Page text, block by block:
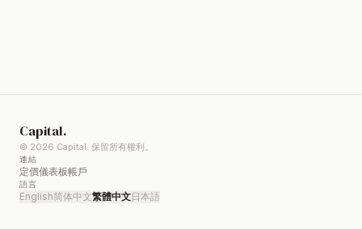
Capital.
© 2026 Capital. 保留所有權利。
連結
定價儀表板帳戶
語言
English简体中文繁體中文日本語